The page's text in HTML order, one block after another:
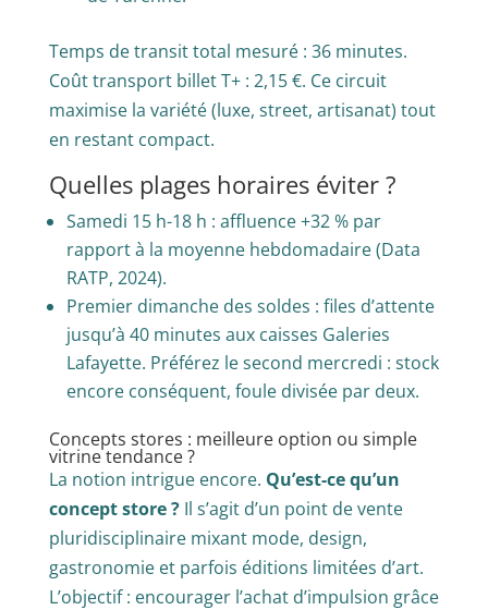
Temps de transit total mesuré : 36 minutes.
Coût transport billet T+ : 2,15 €. Ce circuit
maximise la variété (luxe, street, artisanat) tout
en restant compact.
Quelles plages horaires éviter ?
Samedi 15 h-18 h : affluence +32 % par
rapport à la moyenne hebdomadaire (Data
RATP, 2024).
Premier dimanche des soldes : files d’attente
jusqu’à 40 minutes aux caisses Galeries
Lafayette. Préférez le second mercredi : stock
encore conséquent, foule divisée par deux.
Concepts stores : meilleure option ou simple
vitrine tendance ?
La notion intrigue encore. Qu’est-ce qu’un
concept store ?Il s’agit d’un point de vente
pluridisciplinaire mixant mode, design,
gastronomie et parfois éditions limitées d’art.
L’objectif : encourager l’achat d’impulsion grâce